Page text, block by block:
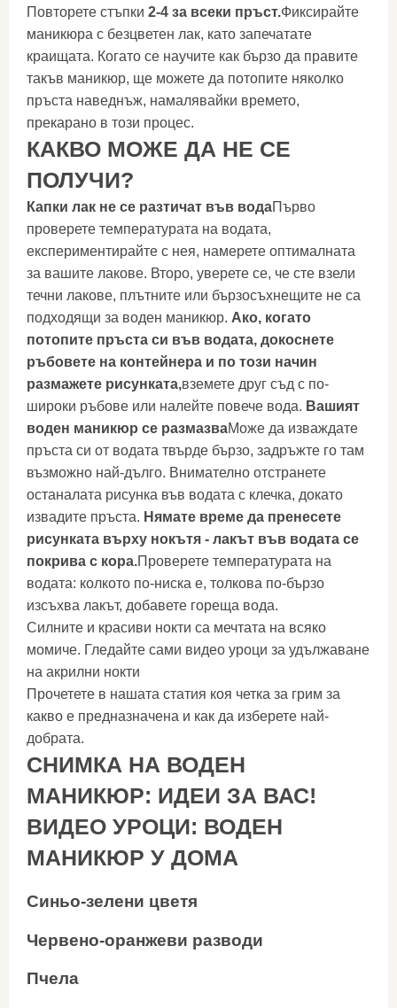
Повторете стъпки 2-4 за всеки пръст.Фиксирайте
маникюра с безцветен лак, като запечатате
краищата. Когато се научите как бързо да правите
такъв маникюр, ще можете да потопите няколко
пръста наведнъж, намалявайки времето,
прекарано в този процес.
КАКВО МОЖЕ ДА НЕ СЕ
ПОЛУЧИ?
Капки лак не се разтичат във водаПърво
проверете температурата на водата,
експериментирайте с нея, намерете оптималната
за вашите лакове. Второ, уверете се, че сте взели
течни лакове, плътните или бързосъхнещите не са
подходящи за воден маникюр. Ако, когато
потопите пръста си във водата, докоснете
ръбовете на контейнера и по този начин
размажете рисунката,вземете друг съд с по-
широки ръбове или налейте повече вода. Вашият
воден маникюр се размазваМоже да изваждате
пръста си от водата твърде бързо, задръжте го там
възможно най-дълго. Внимателно отстранете
останалата рисунка във водата с клечка, докато
извадите пръста. Нямате време да пренесете
рисунката върху нокътя - лакът във водата се
покрива с кора.Проверете температурата на
водата: колкото по-ниска е, толкова по-бързо
изсъхва лакът, добавете гореща вода.
Силните и красиви нокти са мечтата на всяко
момиче. Гледайте сами видео уроци за удължаване
на акрилни нокти
Прочетете в нашата статия коя четка за грим за
какво е предназначена и как да изберете най-
добрата.
СНИМКА НА ВОДЕН
МАНИКЮР: ИДЕИ ЗА ВАС!
ВИДЕО УРОЦИ: ВОДЕН
МАНИКЮР У ДОМА
Синьо-зелени цветя
Червено-оранжеви разводи
Пчела